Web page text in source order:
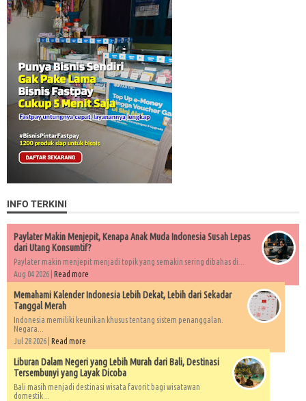
INFO TERKINI
Paylater Makin Menjepit, Kenapa Anak Muda Indonesia Susah Lepas
dari Utang Konsumtif?
Paylater makin menjepit menjadi topik yang semakin sering dibahas di...
Aug 04 2026 | Read more
Memahami Kalender Indonesia Lebih Dekat, Lebih dari Sekadar
Tanggal Merah
Indonesia memiliki keunikan khusus tentang sistem penanggalan.
Negara...
Jul 28 2026 | Read more
Liburan Dalam Negeri yang Lebih Murah dari Bali, Destinasi
Tersembunyi yang Layak Dicoba
Bali masih menjadi destinasi wisata favorit bagi wisatawan
domestik...